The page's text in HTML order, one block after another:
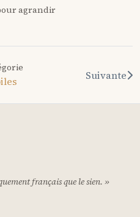
agrandir
Suivante
français que le sien. »